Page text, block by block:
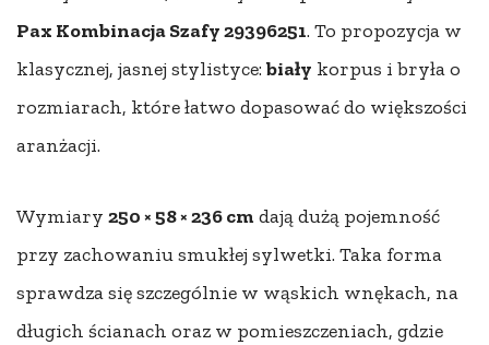
Pax Kombinacja Szafy 29396251. To propozycja w
klasycznej, jasnej stylistyce: biały korpus i bryła o
rozmiarach, które łatwo dopasować do większości
aranżacji.
Wymiary 250 × 58 × 236 cm dają dużą pojemność
przy zachowaniu smukłej sylwetki. Taka forma
sprawdza się szczególnie w wąskich wnękach, na
długich ścianach oraz w pomieszczeniach, gdzie